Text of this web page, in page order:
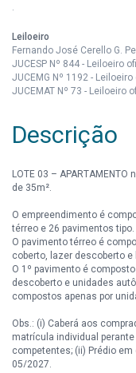
.
Leiloeiro
Fernando José Cerello G.
JUCESP Nº 844 - Leiloeiro
JUCEMG Nº 1192 -
JUCEMAT Nº 73 - Leiloeiro
Descrição
LOTE 03 –
de 35m².
O empreendimento é
térreo e 26 pavimentos tipo.
O pavimento térreo é
coberto, lazer descoberto e
O 1º pavimento é
descoberto e unidades
compostos apenas por
Obs.: (i) Caberá aos
matrícula individual
competentes; (ii) Prédio
05/2027.